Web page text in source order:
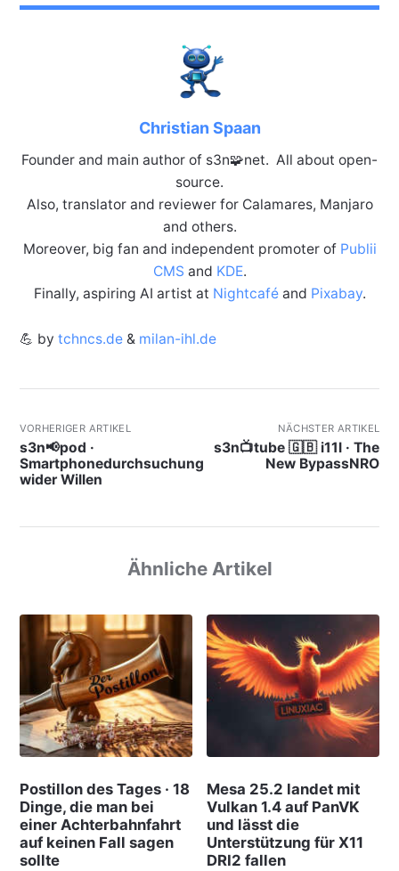
Christian Spaan
Founder and main author of s3n🧩net. All about open-
source.
Also, translator and reviewer for Calamares, Manjaro
and others.
Moreover, big fan and independent promoter of Publii
CMS and KDE.
Finally, aspiring AI artist at Nightcaféand Pixabay.
💪 by tchncs.de& milan-ihl.de
VORHERIGER ARTIKEL
s3n📢pod ·
Smartphonedurchsuchung
wider Willen
NÄCHSTER ARTIKEL
s3n📺tube 🇬🇧 i11l · The
New BypassNRO
Ähnliche Artikel
Postillon des Tages · 18
Dinge, die man bei
einer Achterbahnfahrt
auf keinen Fall sagen
sollte
Mesa 25.2 landet mit
Vulkan 1.4 auf PanVK
und lässt die
Unterstützung für X11
DRI2 fallen